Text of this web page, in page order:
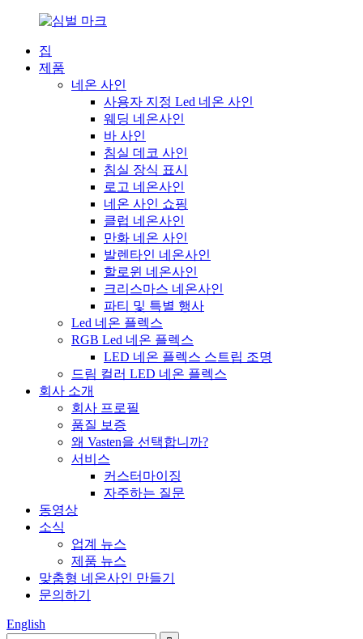
집
제품
네온 사인
사용자 지정 Led 네온 사인
웨딩 네온사인
바 사인
침실 데코 사인
침실 장식 표시
로고 네온사인
네온 사인 쇼핑
클럽 네온사인
만화 네온 사인
발렌타인 네온사인
할로윈 네온사인
크리스마스 네온사인
파티 및 특별 행사
Led 네온 플렉스
RGB Led 네온 플렉스
LED 네온 플렉스 스트립 조명
드림 컬러 LED 네온 플렉스
회사 소개
회사 프로필
품질 보증
왜 Vasten을 선택합니까?
서비스
커스터마이징
자주하는 질문
동영상
소식
업계 뉴스
제품 뉴스
맞춤형 네온사인 만들기
문의하기
English